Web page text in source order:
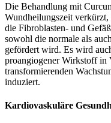
Die Behandlung mit
Wundheilungszeit
die Fibroblasten- und
sowohl die normale als
gefördert wird. Es wird
proangiogener Wirkstoff in
transformierenden
induziert.
Kardiovaskuläre